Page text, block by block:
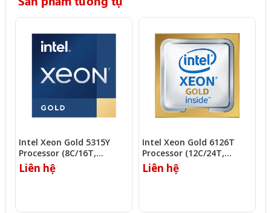
Intel Xeon Gold 5315Y
Processor (8C/16T,
3.20Ghz, 12MB)
Liên hệ
Intel Xeon Gold 6126T
Processor (12C/24T,
2.60Ghz, 19.25MB)
Liên hệ